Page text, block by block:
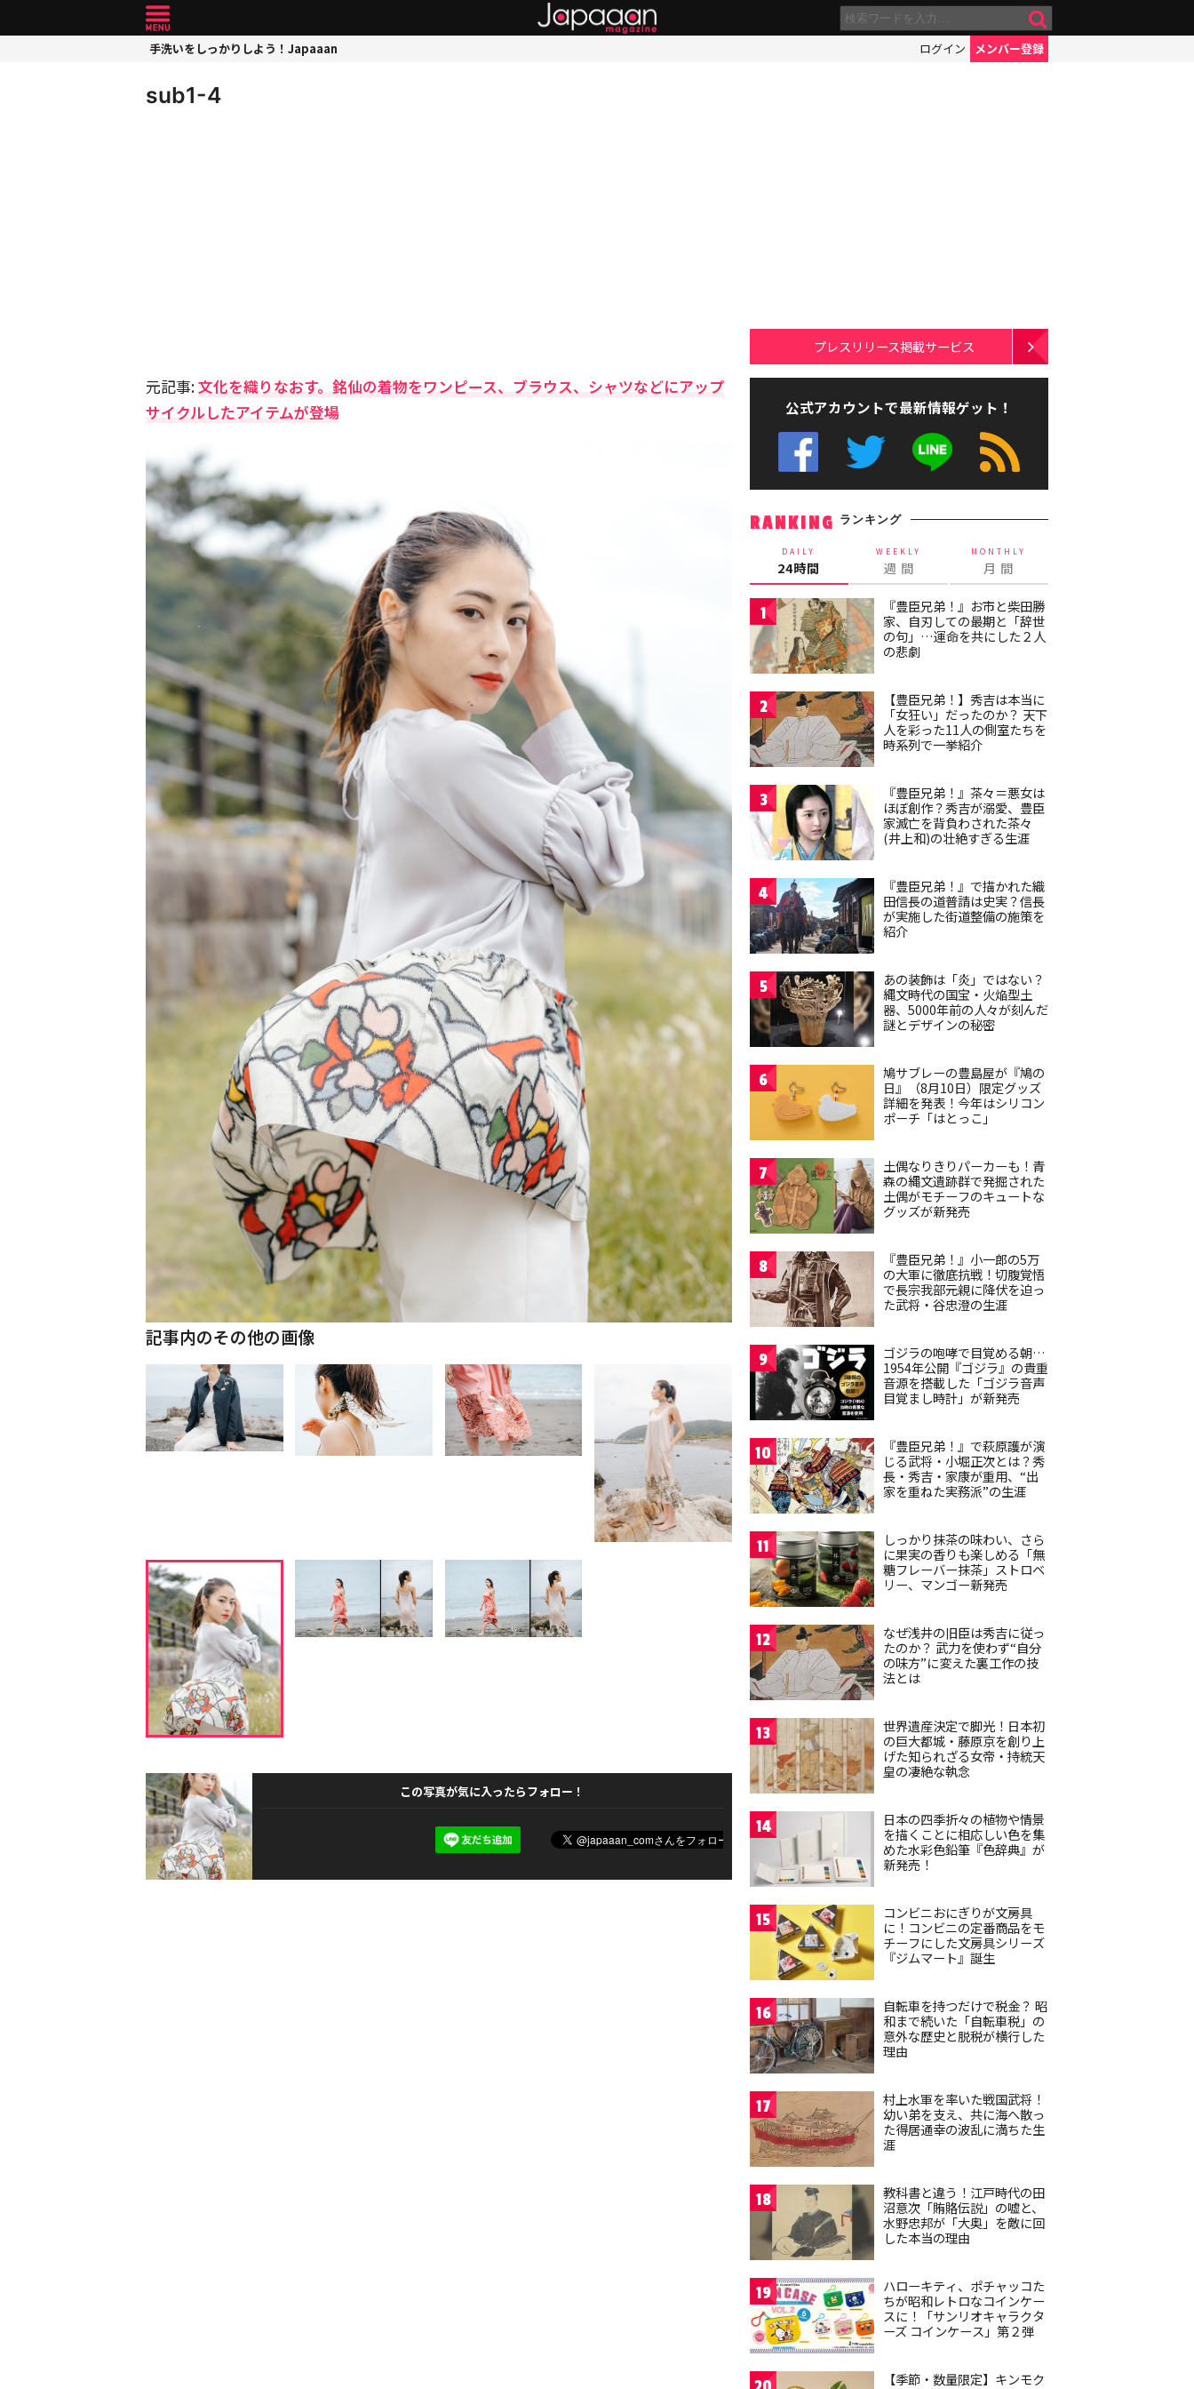
手洗いをしっかりしよう！Japaaan ログイン メンバー登録
sub1-4
元記事:文化を織りなおす。銘仙の着物をワンピース、ブラウス、シャツなどにアップ
サイクルしたアイテムが登場
記事内のその他の画像
この写真が気に入ったらフォロー！
プレスリリース掲載サービス
公式アカウントで最新情報ゲット！
RANKING ランキング
DAILY
24時間
WEEKLY
週 間
MONTHLY
月 間
1
『豊臣兄弟！』お市と柴田勝
家、自刃しての最期と「辞世
の句」…運命を共にした２人
の悲劇
2
【豊臣兄弟！】秀吉は本当に
「女狂い」だったのか？ 天下
人を彩った11人の側室たちを
時系列で一挙紹介
3
『豊臣兄弟！』茶々＝悪女は
ほぼ創作？秀吉が溺愛、豊臣
家滅亡を背負わされた茶々
(井上和)の壮絶すぎる生涯
4
『豊臣兄弟！』で描かれた織
田信長の道普請は史実？信長
が実施した街道整備の施策を
紹介
5
あの装飾は「炎」ではない？
縄文時代の国宝・火焔型土
器、5000年前の人々が刻んだ
謎とデザインの秘密
6
鳩サブレーの豊島屋が『鳩の
日』（8月10日）限定グッズ
詳細を発表！今年はシリコン
ポーチ「はとっこ」
7
土偶なりきりパーカーも！青
森の縄文遺跡群で発掘された
土偶がモチーフのキュートな
グッズが新発売
8
『豊臣兄弟！』小一郎の5万
の大軍に徹底抗戦！切腹覚悟
で長宗我部元親に降伏を迫っ
た武将・谷忠澄の生涯
9
ゴジラの咆哮で目覚める朝…
1954年公開『ゴジラ』の貴重
音源を搭載した「ゴジラ音声
目覚まし時計」が新発売
10
『豊臣兄弟！』で萩原護が演
じる武将・小堀正次とは？秀
長・秀吉・家康が重用、“出
家を重ねた実務派”の生涯
11
しっかり抹茶の味わい、さら
に果実の香りも楽しめる「無
糖フレーバー抹茶」ストロベ
リー、マンゴー新発売
12
なぜ浅井の旧臣は秀吉に従っ
たのか？ 武力を使わず“自分
の味方”に変えた裏工作の技
法とは
13
世界遺産決定で脚光！日本初
の巨大都城・藤原京を創り上
げた知られざる女帝・持統天
皇の凄絶な執念
14
日本の四季折々の植物や情景
を描くことに相応しい色を集
めた水彩色鉛筆『色辞典』が
新発売！
15
コンビニおにぎりが文房具
に！コンビニの定番商品をモ
チーフにした文房具シリーズ
『ジムマート』誕生
16
自転車を持つだけで税金？ 昭
和まで続いた「自転車税」の
意外な歴史と脱税が横行した
理由
17
村上水軍を率いた戦国武将！
幼い弟を支え、共に海へ散っ
た得居通幸の波乱に満ちた生
涯
18
教科書と違う！江戸時代の田
沼意次「賄賂伝説」の嘘と、
水野忠邦が「大奥」を敵に回
した本当の理由
19
ハローキティ、ポチャッコた
ちが昭和レトロなコインケー
スに！「サンリオキャラクタ
ーズ コインケース」第２弾
【季節・数量限定】キンモク